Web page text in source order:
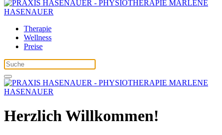
Therapie
Wellness
Preise
Herzlich Willkommen!